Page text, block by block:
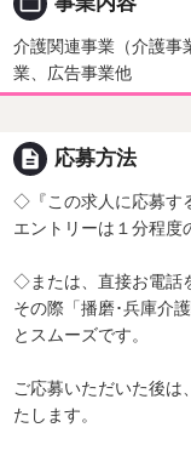
介護関連事業（介護事
業、広告事業他
description 応募方法
◇『この求人に応募す
エントリーは１分程度
◇または、直接お電話
その際「播磨･兵庫介
とスムーズです。
ご応募いただいた後
たします。